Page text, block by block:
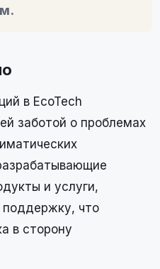
в EcoTech
заботой о проблемах
и услуги,
поддержку, что
в сторону